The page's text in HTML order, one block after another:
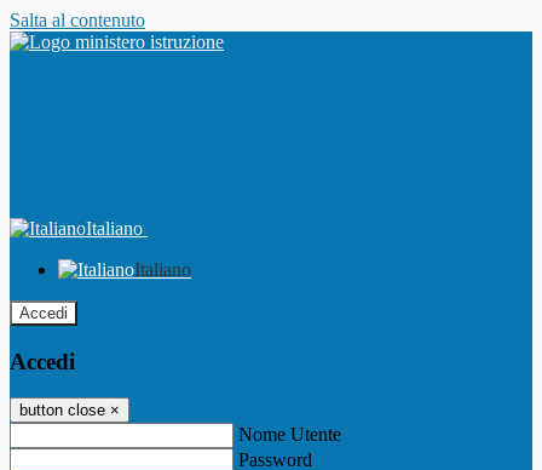
Salta al contenuto
Italiano
Italiano
Accedi
Accedi
button close ×
Nome Utente
Password